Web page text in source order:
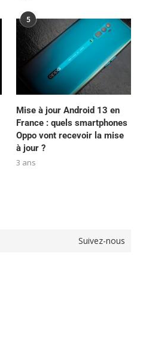
5
Mise à jour Android 13 en
France : quels smartphones
Oppo vont recevoir la mise
à jour ?
3 ans
Suivez-nous